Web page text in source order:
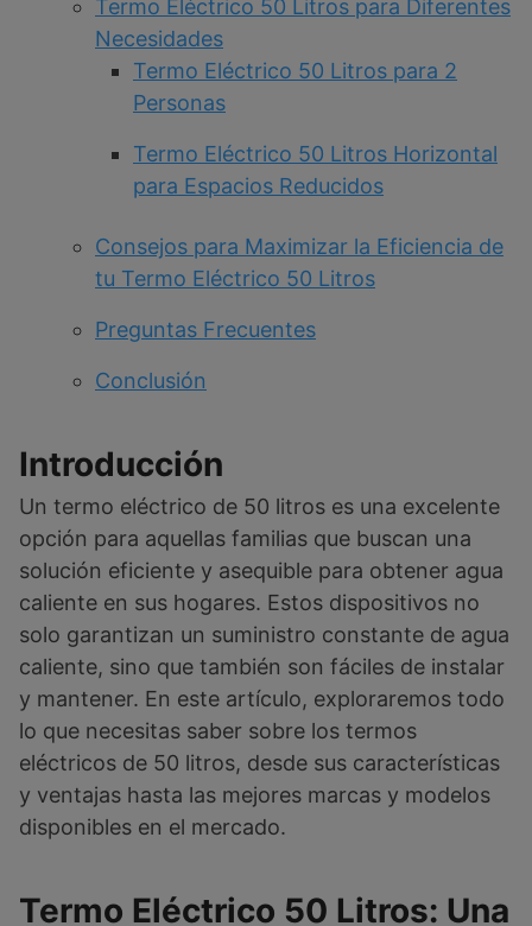
Termo Eléctrico 50 Litros para Diferentes
Necesidades
Termo Eléctrico 50 Litros para 2
Personas
Termo Eléctrico 50 Litros Horizontal
para Espacios Reducidos
Consejos para Maximizar la Eficiencia de
tu Termo Eléctrico 50 Litros
Preguntas Frecuentes
Conclusión
Introducción
Un termo eléctrico de 50 litros es una excelente
opción para aquellas familias que buscan una
solución eficiente y asequible para obtener agua
caliente en sus hogares. Estos dispositivos no
solo garantizan un suministro constante de agua
caliente, sino que también son fáciles de instalar
y mantener. En este artículo, exploraremos todo
lo que necesitas saber sobre los termos
eléctricos de 50 litros, desde sus características
y ventajas hasta las mejores marcas y modelos
disponibles en el mercado.
Termo Eléctrico 50 Litros: Una